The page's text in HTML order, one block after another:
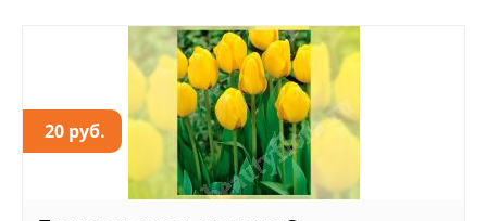
20 руб.